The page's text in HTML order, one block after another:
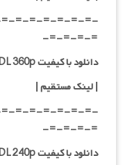
=-=-=-=-=-=-
=-=-=-=-
دانلود با کیفیت Web-DL 360p ریلیز F2M
| لینک مستقیم|
=-=-=-=-=-=-
=-=-=-=-
دانلود با کیفیت Web-DL 240p ریلیز F2M